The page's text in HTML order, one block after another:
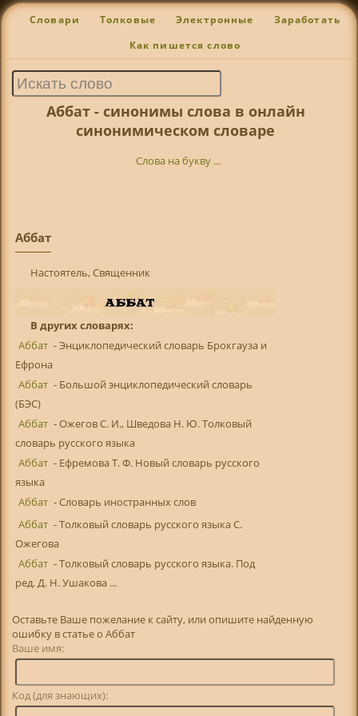
Словари Толковые Электронные Заработать
Как пишется слово
Аббат - синонимы слова в онлайн
синонимическом словаре
Слова на букву ...
Аббат
Настоятель, Священник
В других словарях:
Аббат - Энциклопедический словарь Брокгауза и
Ефрона
Аббат - Большой энциклопедический словарь
(БЭС)
Аббат - Ожегов С. И., Шведова Н. Ю. Толковый
словарь русского языка
Аббат - Ефремова Т. Ф. Новый словарь русского
языка
Аббат - Словарь иностранных слов
Аббат - Толковый словарь русского языка С.
Ожегова
Аббат - Толковый словарь русского языка. Под
ред. Д. Н. Ушакова ...
Оставьте Ваше пожелание к сайту, или опишите найденную
ошибку в статье о Аббат
Ваше имя:
Код (для знающих):